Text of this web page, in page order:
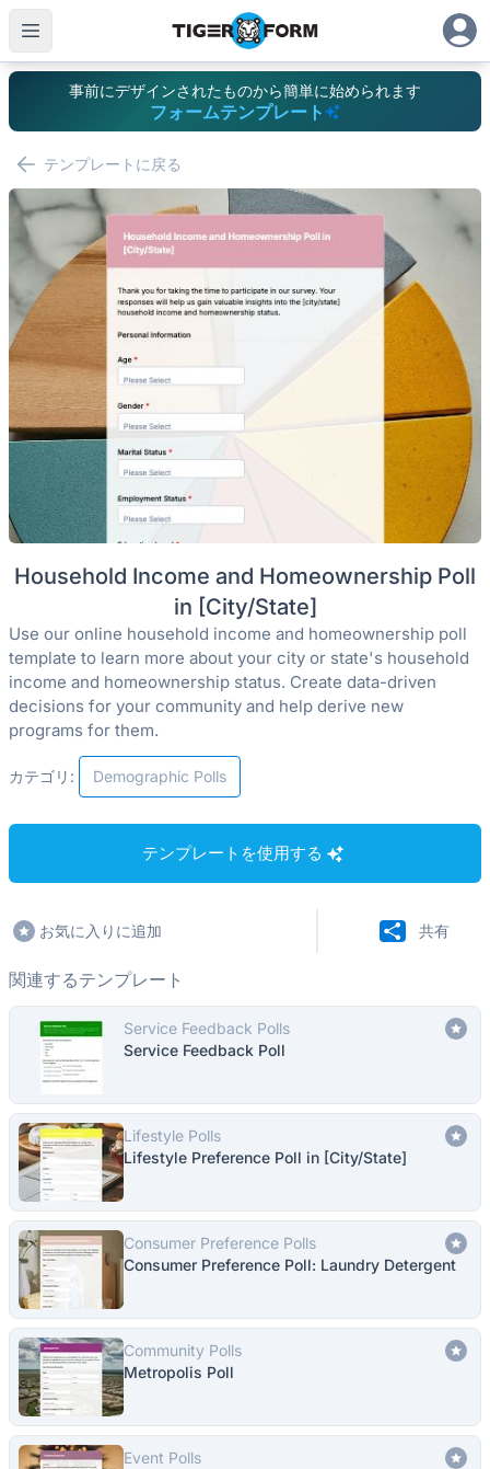
事前にデザインされたものから簡単に始められます
フォームテンプレート
テンプレートに戻る
Household Income and Homeownership Poll
in [City/State]
Use our online household income and homeownership poll
template to learn more about your city or state's household
income and homeownership status. Create data-driven
decisions for your community and help derive new
programs for them.
カテゴリ: Demographic Polls
テンプレートを使用する
お気に入りに追加 共有
関連するテンプレート
Service Feedback Polls
Service Feedback Poll
Lifestyle Polls
Lifestyle Preference Poll in [City/State]
Consumer Preference Polls
Consumer Preference Poll: Laundry Detergent
Community Polls
Metropolis Poll
Event Polls